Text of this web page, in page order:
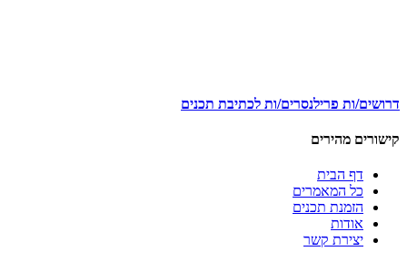
דרושים/ות פרילנסרים/ות לכתיבת תכנים
קישורים מהירים
דף הבית
כל המאמרים
הזמנת תכנים
אודות
יצירת קשר